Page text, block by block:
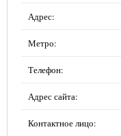
Адрес:
Метро:
Телефон:
Адрес сайта:
Контактное лицо: